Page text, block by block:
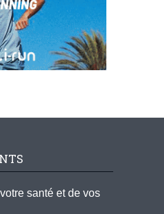
santé et de vos